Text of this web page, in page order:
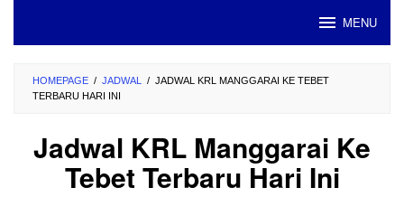
MENU
HOMEPAGE / JADWAL / JADWAL KRL MANGGARAI KE TEBET
TERBARU HARI INI
Jadwal KRL Manggarai Ke
Tebet Terbaru Hari Ini